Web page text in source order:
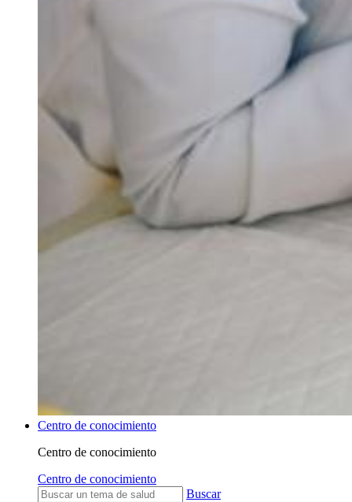
Centro de conocimiento
Centro de conocimiento
Centro de conocimiento
Buscar